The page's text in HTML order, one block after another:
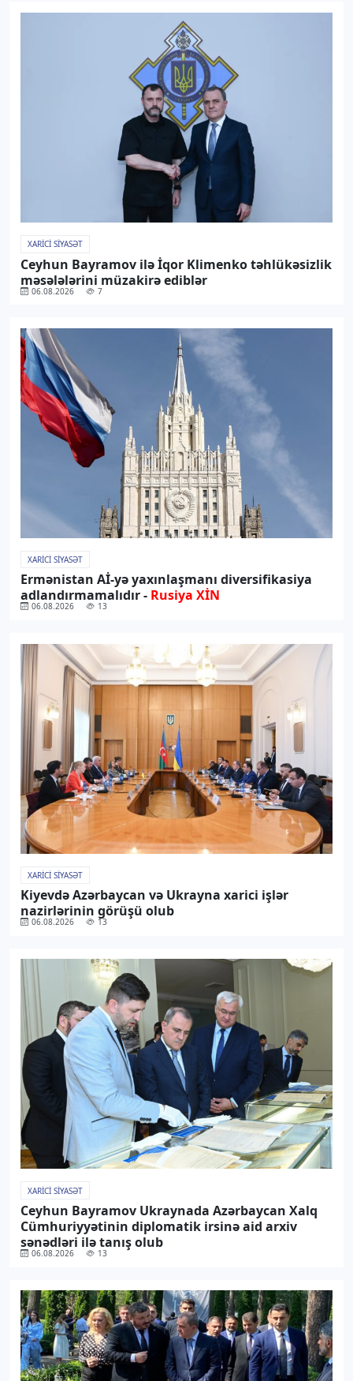
XARICI SIYASƏT
Ceyhun Bayramov ilə İqor Klimenko təhlükəsizlik
məsələlərini müzakirə ediblər
06.08.2026 7
XARICI SIYASƏT
Ermənistan Aİ-yə yaxınlaşmanı diversifikasiya
adlandırmamalıdır - Rusiya XİN
06.08.2026 13
XARICI SIYASƏT
Kiyevdə Azərbaycan və Ukrayna xarici işlər
nazirlərinin görüşü olub
06.08.2026 13
XARICI SIYASƏT
Ceyhun Bayramov Ukraynada Azərbaycan Xalq
Cümhuriyyətinin diplomatik irsinə aid arxiv
sənədləri ilə tanış olub
06.08.2026 13